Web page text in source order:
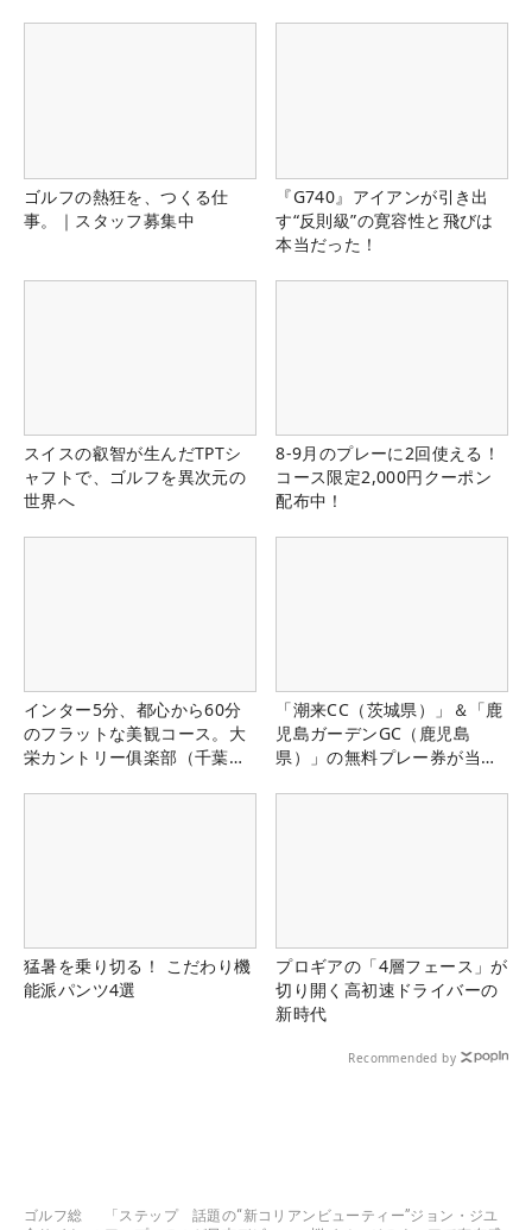
ゴルフの熱狂を、つくる仕
事。｜スタッフ募集中
『G740』アイアンが引き出
す“反則級”の寛容性と飛びは
本当だった！
スイスの叡智が生んだTPTシ
ャフトで、ゴルフを異次元の
世界へ
8-9月のプレーに2回使える！
コース限定2,000円クーポン
配布中！
インター5分、都心から60分
のフラットな美観コース。大
栄カントリー俱楽部（千葉
「潮来CC（茨城県）」＆「鹿
児島ガーデンGC（鹿児島
県）」の無料プレー券が当た
猛暑を乗り切る！ こだわり機
能派パンツ4選
プロギアの「4層フェース」が
切り開く高初速ドライバーの
新時代
Recommended by
ゴルフ総
「ステップ
話題の“新コリアンビューティー”ジョン・ジユ